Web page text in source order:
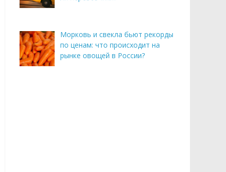
Морковь и свекла бьют рекорды
по ценам: что происходит на
рынке овощей в России?